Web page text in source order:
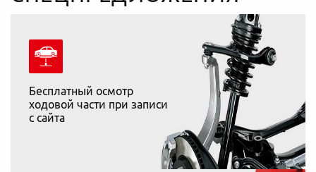
Бесплатный осмотр
ходовой части при записи
с сайта